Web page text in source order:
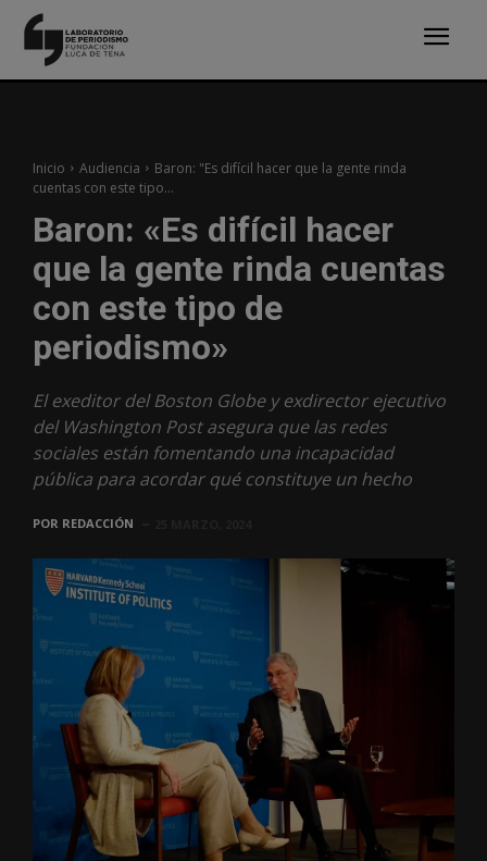
Inicio Audiencia
Baron: "Es difícil hacer que la gente rinda
cuentas con este tipo...
Baron: «Es difícil hacer
que la gente rinda cuentas
con este tipo de
periodismo»
El exeditor del Boston Globe y exdirector ejecutivo
del Washington Post asegura que las redes
sociales están fomentando una incapacidad
pública para acordar qué constituye un hecho
POR REDACCIÓN